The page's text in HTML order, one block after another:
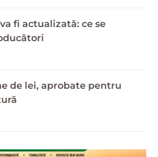
fi actualizată: ce se
de lei, aprobate pentru